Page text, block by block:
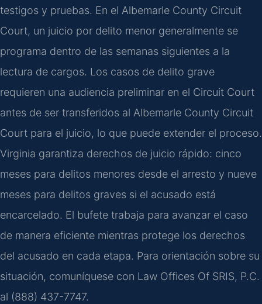
testigos y pruebas. En el Albemarle County Circuit
Court, un juicio por delito menor generalmente se
programa dentro de las semanas siguientes a la
lectura de cargos. Los casos de delito grave
requieren una audiencia preliminar en el Circuit Court
antes de ser transferidos al Albemarle County Circuit
Court para el juicio, lo que puede extender el proceso.
Virginia garantiza derechos de juicio rápido: cinco
meses para delitos menores desde el arresto y nueve
meses para delitos graves si el acusado está
encarcelado. El bufete trabaja para avanzar el caso
de manera eficiente mientras protege los derechos
del acusado en cada etapa. Para orientación sobre su
situación, comuníquese con Law Offices Of SRIS, P.C.
al (888) 437-7747.